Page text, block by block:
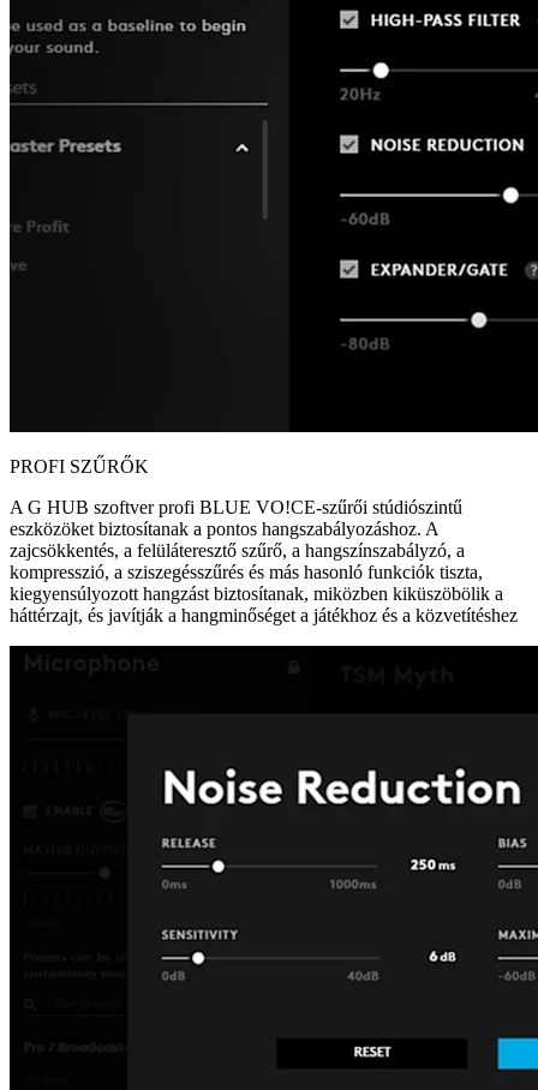
PROFI SZŰRŐK
A G HUB szoftver profi BLUE VO!CE-szűrői stúdiószintű
eszközöket biztosítanak a pontos hangszabályozáshoz. A
zajcsökkentés, a felüláteresztő szűrő, a hangszínszabályzó, a
kompresszió, a sziszegésszűrés és más hasonló funkciók tiszta,
kiegyensúlyozott hangzást biztosítanak, miközben kiküszöbölik a
háttérzajt, és javítják a hangminőséget a játékhoz és a közvetítéshez